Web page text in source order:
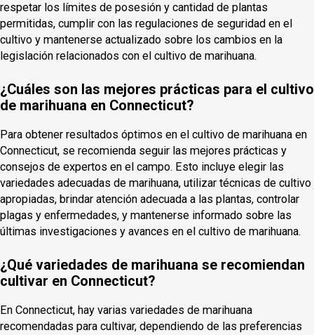
respetar los límites de posesión y cantidad de plantas
permitidas, cumplir con las regulaciones de seguridad en el
cultivo y mantenerse actualizado sobre los cambios en la
legislación relacionados con el cultivo de marihuana.
¿Cuáles son las mejores prácticas para el cultivo
de marihuana en Connecticut?
Para obtener resultados óptimos en el cultivo de marihuana en
Connecticut, se recomienda seguir las mejores prácticas y
consejos de expertos en el campo. Esto incluye elegir las
variedades adecuadas de marihuana, utilizar técnicas de cultivo
apropiadas, brindar atención adecuada a las plantas, controlar
plagas y enfermedades, y mantenerse informado sobre las
últimas investigaciones y avances en el cultivo de marihuana.
¿Qué variedades de marihuana se recomiendan
cultivar en Connecticut?
En Connecticut, hay varias variedades de marihuana
recomendadas para cultivar, dependiendo de las preferencias